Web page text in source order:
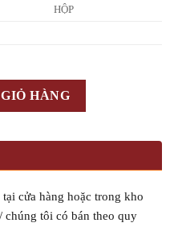
HỘP
HÀNG
cửa hàng hoặc trong kho
chúng tôi có bán theo quy